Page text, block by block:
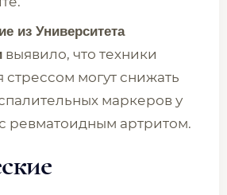
из Университета
выявило, что техники
стрессом могут снижать
маркеров у
ревматоидным артритом.